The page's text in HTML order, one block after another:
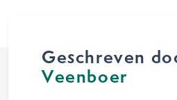
Geschreven
Veenboer